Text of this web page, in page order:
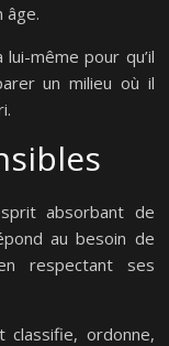
âge.
lui-même pour qu’il
un milieu où il
absorbant de
au besoin de
respectant ses
classifie, ordonne,